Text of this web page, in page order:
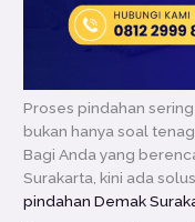
Proses pindahan
bukan hanya soal
Bagi Anda yang
Surakarta, kini ada
pindahan Demak